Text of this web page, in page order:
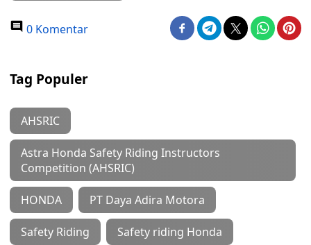
0 Komentar
Tag Populer
AHSRIC
Astra Honda Safety Riding Instructors
Competition (AHSRIC)
HONDA PT Daya Adira Motora
Safety Riding Safety riding Honda